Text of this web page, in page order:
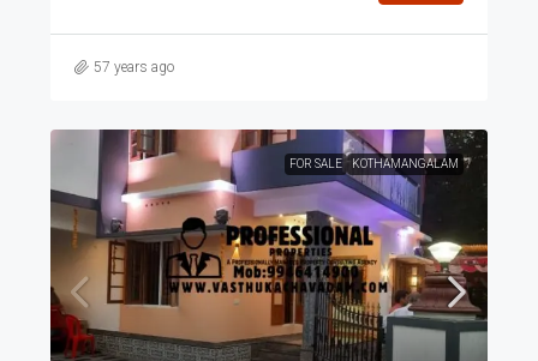
57 years ago
FOR SALE KOTHAMANGALAM